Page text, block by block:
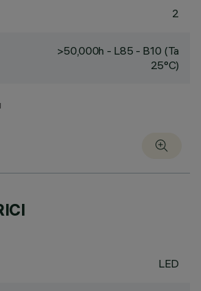
2
>50,000h - L85 - B10 (Ta
25°C)
LED